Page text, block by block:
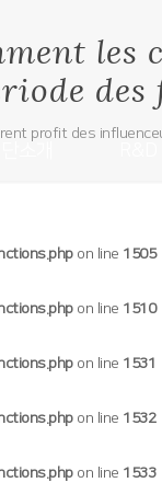
les
des
profit des
on line 1505
on line 1510
on line 1531
on line 1532
on line 1533